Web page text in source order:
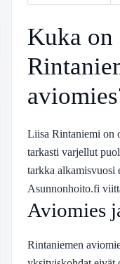
Kuka on
Liisa Rintaniemi on
tarkasti varjellut
tarkka alkamisvuosi
Asunnonhoito.fi
Aviomies
Rintaniemen